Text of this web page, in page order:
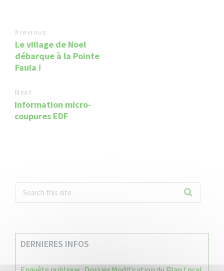
Previous
Le village de Noel
débarque à la Pointe
Faula !
Next
Information micro-
coupures EDF
DERNIERES INFOS